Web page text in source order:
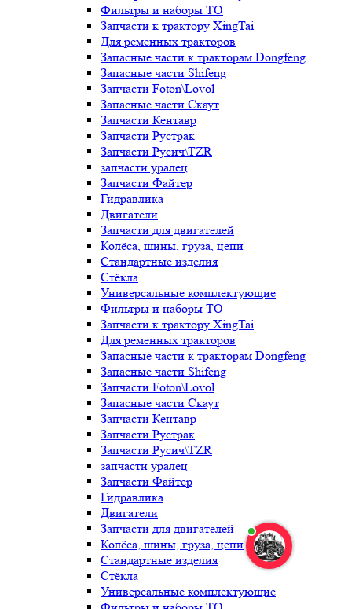
Фильтры и наборы ТО
Запчасти к трактору XingTai
Для ременных тракторов
Запасные части к тракторам Dongfeng
Запасные части Shifeng
Запчасти Foton\Lovol
Запасные части Скаут
Запчасти Кентавр
Запчасти Рустрак
Запчасти Русич\TZR
запчасти уралец
Запчасти Файтер
Гидравлика
Двигатели
Запчасти для двигателей
Колёса, шины, груза, цепи
Стандартные изделия
Стёкла
Универсальные комплектующие
Фильтры и наборы ТО
Запчасти к трактору XingTai
Для ременных тракторов
Запасные части к тракторам Dongfeng
Запасные части Shifeng
Запчасти Foton\Lovol
Запасные части Скаут
Запчасти Кентавр
Запчасти Рустрак
Запчасти Русич\TZR
запчасти уралец
Запчасти Файтер
Гидравлика
Двигатели
Запчасти для двигателей
Колёса, шины, груза, цепи
Стандартные изделия
Стёкла
Универсальные комплектующие